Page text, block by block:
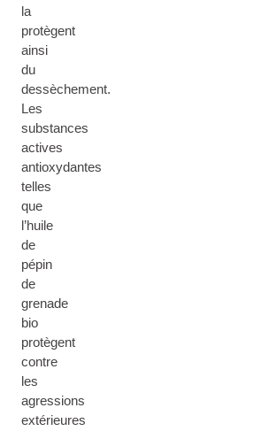
la
protègent
ainsi
du
dessèchement.
Les
substances
actives
antioxydantes
telles
que
l’huile
de
pépin
de
grenade
bio
protègent
contre
les
agressions
extérieures